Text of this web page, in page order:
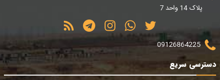
پلاک 14 واحد 7
09126864225
دسترسی سریع